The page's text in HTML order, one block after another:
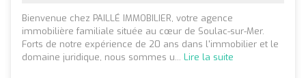
Bienvenue chez PAILLÉ IMMOBILIER, votre agence
immobilière familiale située au cœur de Soulac-sur-Mer.
Forts de notre expérience de 20 ans dans l'immobilier et le
domaine juridique, nous sommes u... Lire la suite